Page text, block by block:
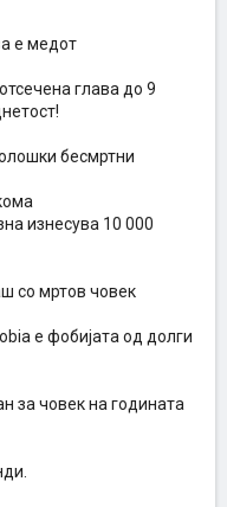
е медот
глава до 9
бесмртни
изнесува 10 000
со мртов човек
e фобијата од долги
за човек на годината